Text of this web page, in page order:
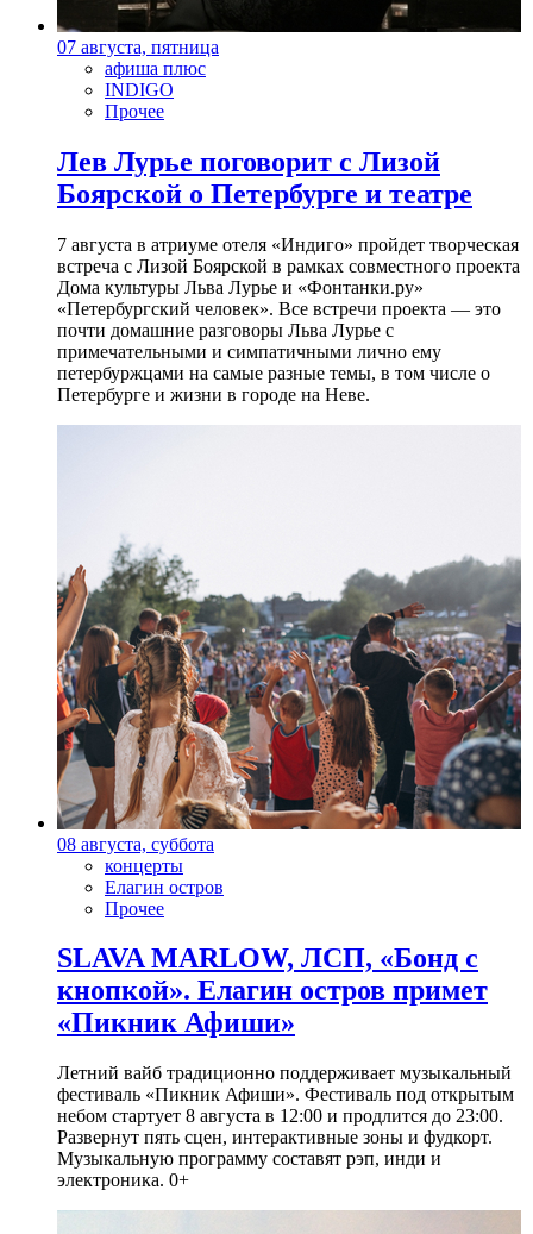
07 августа, пятница
афиша плюс
INDIGO
Прочее
Лев Лурье поговорит с Лизой
Боярской о Петербурге и театре
7 августа в атриуме отеля «Индиго» пройдет творческая
встреча с Лизой Боярской в рамках совместного проекта
Дома культуры Льва Лурье и «Фонтанки.ру»
«Петербургский человек». Все встречи проекта — это
почти домашние разговоры Льва Лурье с
примечательными и симпатичными лично ему
петербуржцами на самые разные темы, в том числе о
Петербурге и жизни в городе на Неве.
08 августа, суббота
концерты
Елагин остров
Прочее
SLAVA MARLOW, ЛСП, «Бонд с
кнопкой». Елагин остров примет
«Пикник Афиши»
Летний вайб традиционно поддерживает музыкальный
фестиваль «Пикник Афиши». Фестиваль под открытым
небом стартует 8 августа в 12:00 и продлится до 23:00.
Развернут пять сцен, интерактивные зоны и фудкорт.
Музыкальную программу составят рэп, инди и
электроника. 0+